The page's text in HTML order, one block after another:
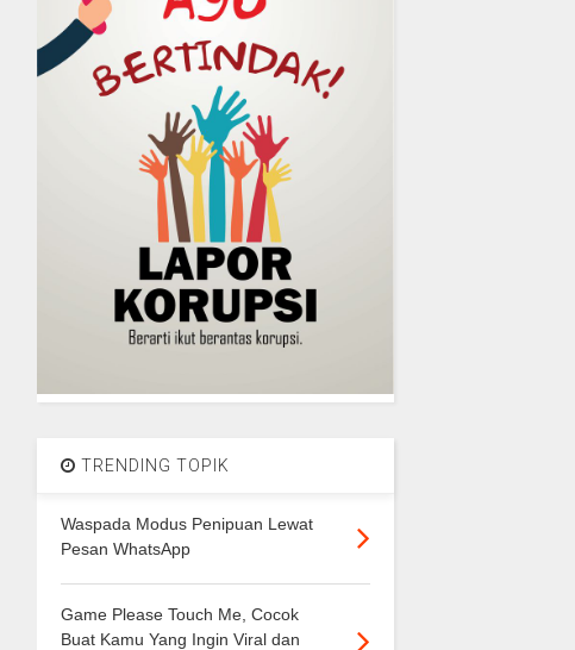
TRENDING TOPIK
Waspada Modus Penipuan Lewat
Pesan WhatsApp
Game Please Touch Me, Cocok
Buat Kamu Yang Ingin Viral dan